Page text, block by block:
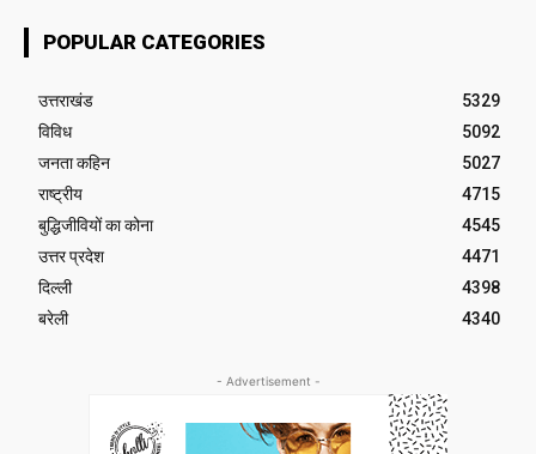
POPULAR CATEGORIES
उत्तराखंड
5329
विविध
5092
जनता कहिन
5027
राष्ट्रीय
4715
बुद्धिजीवियों का कोना
4545
उत्तर प्रदेश
4471
दिल्ली
4398
बरेली
4340
- Advertisement -